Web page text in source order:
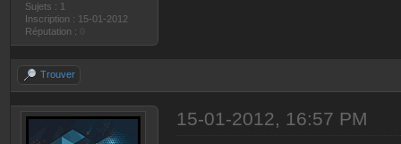
Sujets : 1
Inscription : 15-01-2012
Réputation :
Trouver
15-01-2012, 16:57 PM